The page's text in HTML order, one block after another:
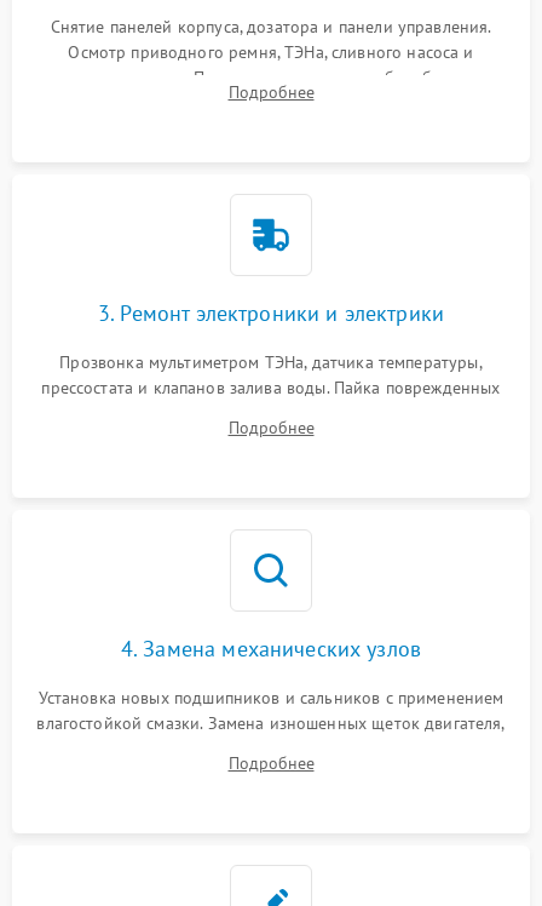
Снятие панелей корпуса, дозатора и панели управления.
Осмотр приводного ремня, ТЭНа, сливного насоса и
амортизаторов. Проверка подшипников барабана и
крестовины на износ, а манжеты люка на разрывы.
Подробнее
3. Ремонт электроники и электрики
Прозвонка мультиметром ТЭНа, датчика температуры,
прессостата и клапанов залива воды. Пайка поврежденных
Восстановление целостности проводки и контактов.
Подробнее
4. Замена механических узлов
Установка новых подшипников и сальников с применением
влагостойкой смазки. Замена изношенных щеток двигателя,
или поврежденной резиновой манжеты.
Подробнее